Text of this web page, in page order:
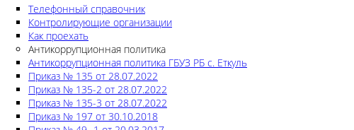
Телефонный справочник
Контролирующие организации
Как проехать
Антикоррупционная политика
Антикоррупционная политика ГБУЗ РБ с. Еткуль
Приказ № 135 от 28.07.2022
Приказ № 135-2 от 28.07.2022
Приказ № 135-3 от 28.07.2022
Приказ № 197 от 30.10.2018